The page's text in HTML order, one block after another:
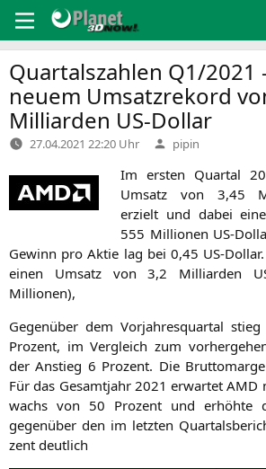
Inhalt
springen
Quartalszahlen Q1/
neuem Umsatzrekord
Milliarden US-Dollar
27.04.2021 22:20 Uhr Verfasst
von
pipin
Im ers­ten Quar­tal
Umsatz von 3,45
erzielt und dabei
555 Mil­lio­nen US-
Gewinn pro Aktie lag bei 0,45 US-
einen Umsatz von 3,2 Mil­li­ar­den
Millionen),
Gegen­über dem Vor­jah­res­quar­tal
Pro­zent, im Ver­gleich zum
der Anstieg 6 Pro­zent. Die
Für das Gesamt­jahr 2021 erwar­tetAMD
wachs von 50 Pro­zent und erhöh­te
gegen­über den im letz­ten
zent deutlich